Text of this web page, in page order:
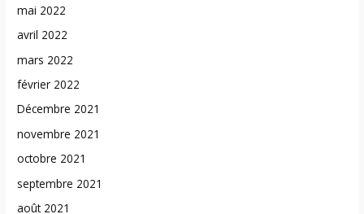
mai 2022
avril 2022
mars 2022
février 2022
Décembre 2021
novembre 2021
octobre 2021
septembre 2021
août 2021